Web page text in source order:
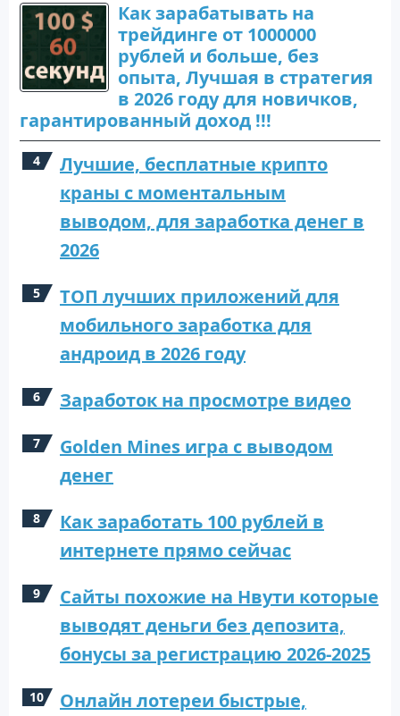
Как зарабатывать на
трейдинге от 1000000
рублей и больше, без
опыта, Лучшая в стратегия
в 2026 году для новичков,
гарантированный доход !!!
Лучшие, бесплатные крипто
краны с моментальным
выводом, для заработка денег в
2026
ТОП лучших приложений для
мобильного заработка для
андроид в 2026 году
Заработок на просмотре видео
Golden Mines игра с выводом
денег
Как заработать 100 рублей в
интернете прямо сейчас
Сайты похожие на Нвути которые
выводят деньги без депозита,
бонусы за регистрацию 2026-2025
Онлайн лотереи быстрые,